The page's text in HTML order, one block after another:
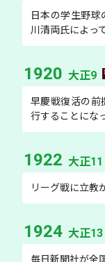
日本の学生野
川清両氏によっ
1920 大正9
早慶戦復活の前
行することにな
1922 大正11
リーグ戦に立教
1924 大正13
毎日新聞社が全